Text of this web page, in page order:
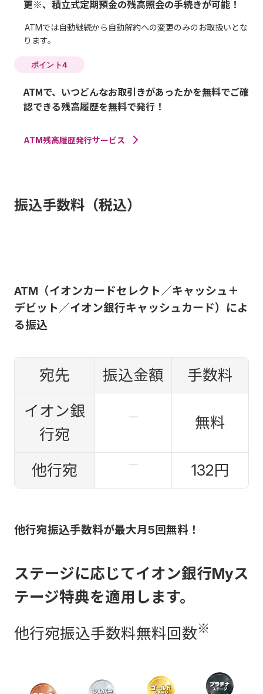
更※、積立式定期預金の残高照会の手続きが可能！
ATMでは自動継続から自動解約への変更のみのお取扱いとな
ります。
ポイント4
ATMで、いつどんなお取引きがあったかを無料でご確
認できる残高履歴を無料で発行！
ATM残高履歴発行サービス
振込手数料（税込）
ATM（イオンカードセレクト／キャッシュ＋
デビット／イオン銀行キャッシュカード）によ
る振込
宛先 振込金額
手数料
イオン銀
行宛
無料
他行宛 132円
他行宛振込手数料が最大月5回無料！
ステージに応じてイオン銀行Myス
テージ特典を適用します。
他行宛振込手数料無料回数※